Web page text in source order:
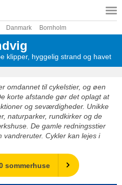
Danmark Bornholm
klipper, hyggelig strand og havet
omdannet til cykelstier, og øen
korte afstande gør det oplagt at
og seværdigheder. Unikke
naturparker, rundkirker og de
De gamle redningsstier
vandreruter. Cykler kan lejes i
sommerhuse